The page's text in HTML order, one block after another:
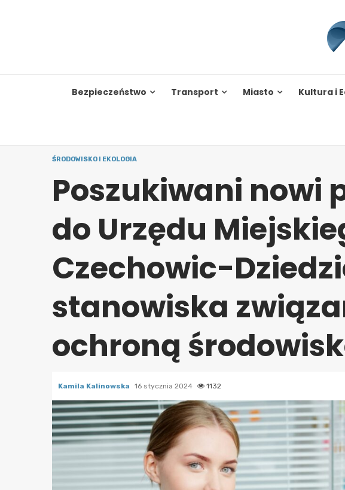
Bezpieczeństwo Transport Miasto Kultura i
ŚRODOWISKO I EKOLOGIA
Poszukiwani nowi
do Urzędu
Czechowic-
stanowiska
ochroną
Kamila Kalinowska 16 stycznia 2024 1132